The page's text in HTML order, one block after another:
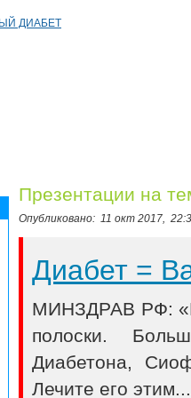
Презентации на
Опубликовано: 11 окт 2017,
Диабет =
МИНЗДРАВ РФ:
полоски.
Диабетона,
Лечите его